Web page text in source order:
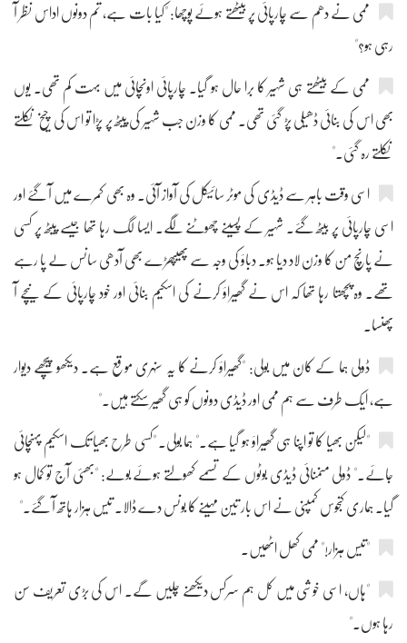
ممی نے دھم سے چارپائی پر بیٹھتے ہوئے پوچھا: "کیا بات ہے، تم دونوں اداس نظر آ
رہی ہو؟"
ممی کے بیٹھتے ہی شہیر کا برا حال ہو گیا۔ چارپائی اونچائی میں بہت کم تھی۔ یوں
بھی اس کی بنائی ڈھیلی پڑ گئی تھی۔ ممی کا وزن جب شہیر کی پیٹھ پر پڑا تو اس کی چیخ نکلتے
نکلتے رہ گئی۔"
اسی وقت باہر سے ڈیڈی کی موٹر سائیکل کی آواز آئی۔ وہ بھی کمرے میں آ گئے اور
اسی چارپائی پر بیٹھ گئے۔ شہیر کے پسینے چھوٹنے لگے۔ ایسا لگ رہا تھا جیسے پیٹھ پر کسی
نے پانچ من کا وزن لاد دیا ہو۔ دباؤ کی وجہ سے پھیپھڑے بھی آدھی سانس لے پا رہے
تھے۔ وہ پچھتا رہا تھا کہ اس نے گھیراؤ کرنے کی اسکیم بنائی اور خود چارپائی کے نیچے آ
پھنسا۔
ڈولی ہما کے کان میں بولی: "گھیراؤ کرنے کا یہ سنہری موقع ہے۔ دیکھو پیچھے دیوار
ہے، ایک طرف سے ہم ممی اور ڈیڈی دونوں کو ہی گھیر سکتے ہیں۔"
"لیکن بھیا کا تو اپنا ہی گھیراؤ ہو گیا ہے۔" ہما بولی۔ "کسی طرح بھیا تک اسکیم پہنچائی
جائے۔" ڈولی منمنائی ڈیڈی بوٹوں کے تسمے کھولتے ہوئے بولے: "بھئی آج تو کمال ہو
گیا۔ ہماری کنجوس کمپنی نے اس بار تین مہینے کا بونس دے ڈالا۔ تیس ہزار ہاتھ آ گئے۔"
"تیس ہزار!" ممی کھل اٹھیں۔
"ہاں، اسی خوشی میں کل ہم سرکس دیکھنے چلیں گے۔ اس کی بڑی تعریف سن
رہا ہوں۔"